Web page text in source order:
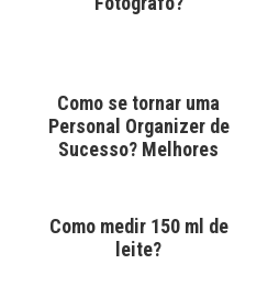
Como se tornar uma
Personal Organizer de
Sucesso? Melhores
Como medir 150 ml de
leite?